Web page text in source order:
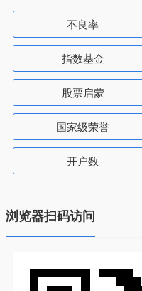
不良率
指数基金
股票启蒙
国家级荣誉
开户数
浏览器扫码访问